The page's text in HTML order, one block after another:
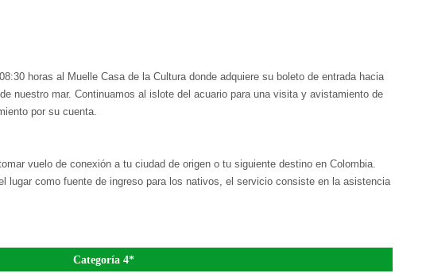
horas al Muelle Casa de la Cultura donde adquiere su boleto de entrada hacia
nuestro mar. Continuamos al islote del acuario para una visita y avistamiento de
por su cuenta.
vuelo de conexión a tu ciudad de origen o tu siguiente destino en Colombia.
lugar como fuente de ingreso para los nativos, el servicio consiste en la asistencia
Categoría 4*